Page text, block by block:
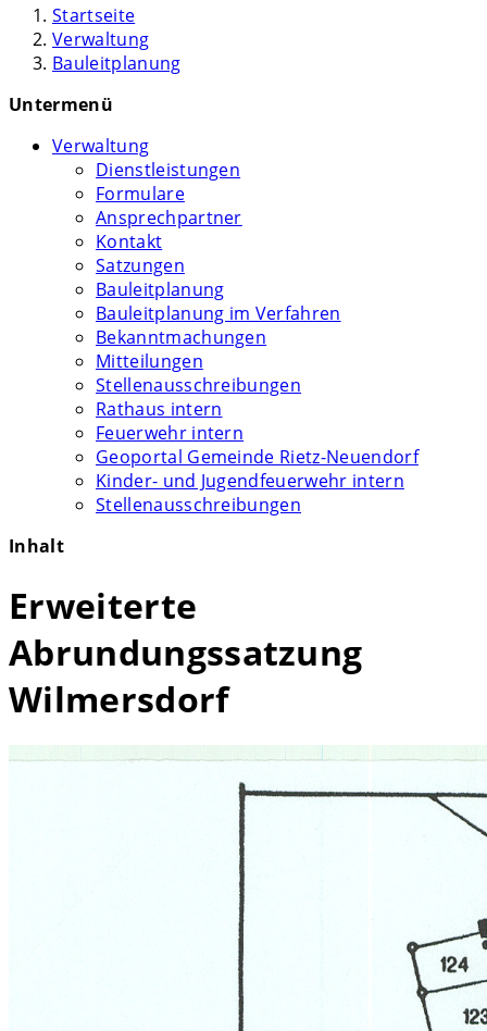
Startseite
Verwaltung
Bauleitplanung
Untermenü
Verwaltung
Dienstleistungen
Formulare
Ansprechpartner
Kontakt
Satzungen
Bauleitplanung
Bauleitplanung im Verfahren
Bekanntmachungen
Mitteilungen
Stellenausschreibungen
Rathaus intern
Feuerwehr intern
Geoportal Gemeinde Rietz-Neuendorf
Kinder- und Jugendfeuerwehr intern
Stellenausschreibungen
Inhalt
Erweiterte
Abrundungssatzung
Wilmersdorf